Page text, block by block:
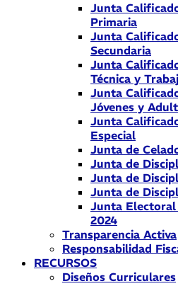
Junta
Primaria
Junta
Secundaria
Junta
Técnica y
Junta
Jóvenes y
Junta
Especial
Junta de
Junta de
Junta de
Junta de
Junta Electoral
2024
Transparencia Activa
Responsabilidad
RECURSOS
Diseños Curriculares